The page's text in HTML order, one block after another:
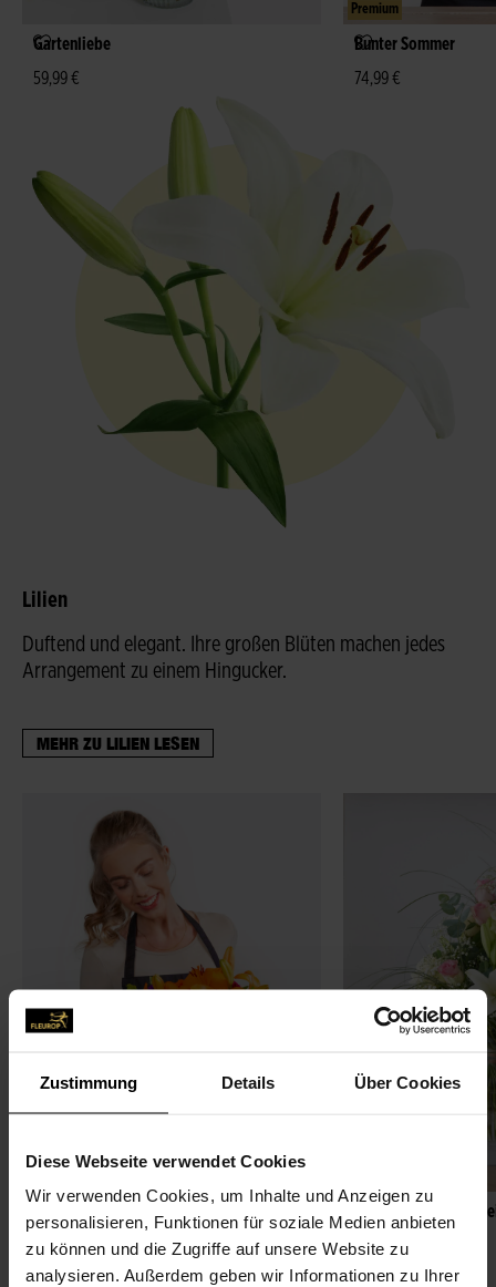
Zustimmung Details Über Cookies
Diese Webseite verwendet Cookies
Wir verwenden Cookies, um Inhalte und Anzeigen zu
personalisieren, Funktionen für soziale Medien anbieten
zu können und die Zugriffe auf unsere Website zu
analysieren. Außerdem geben wir Informationen zu Ihrer
Gartenliebe
59,99 €
Premium
Bunter Sommer
74,99 €
Lilien
Duftend und elegant. Ihre großen Blüten machen jedes
Arrangement zu einem Hingucker.
MEHR ZU LILIEN LESEN
74,99 €
Zarte
49,99 €